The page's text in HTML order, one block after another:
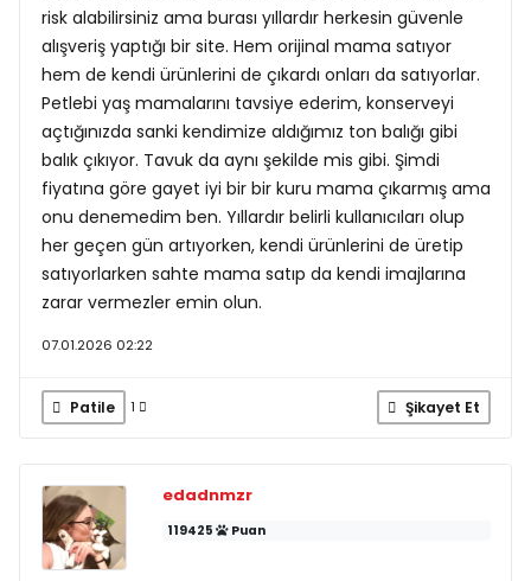
risk alabilirsiniz ama burası yıllardır herkesin güvenle
alışveriş yaptığı bir site. Hem orijinal mama satıyor
hem de kendi ürünlerini de çıkardı onları da satıyorlar.
Petlebi yaş mamalarını tavsiye ederim, konserveyi
açtığınızda sanki kendimize aldığımız ton balığı gibi
balık çıkıyor. Tavuk da aynı şekilde mis gibi. Şimdi
fiyatına göre gayet iyi bir bir kuru mama çıkarmış ama
onu denemedim ben. Yıllardır belirli kullanıcıları olup
her geçen gün artıyorken, kendi ürünlerini de üretip
satıyorlarken sahte mama satıp da kendi imajlarına
zarar vermezler emin olun.
07.01.2026 02:22
Patile 1 Şikayet Et
edadnmzr
119425 Puan